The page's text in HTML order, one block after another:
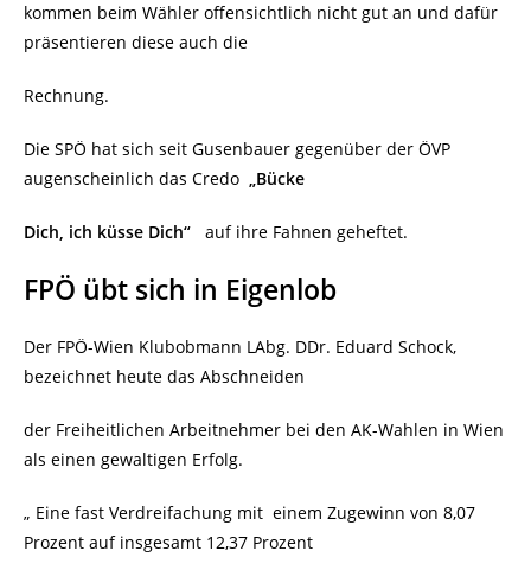
kommen beim Wähler offensichtlich nicht gut an und dafür
präsentieren diese auch die
Rechnung.
Die SPÖ hat sich seit Gusenbauer gegenüber der ÖVP
augenscheinlich das Credo „Bücke
Dich, ich küsse Dich“ auf ihre Fahnen geheftet.
FPÖ übt sich in Eigenlob
Der FPÖ-Wien Klubobmann LAbg. DDr. Eduard Schock,
bezeichnet heute das Abschneiden
der Freiheitlichen Arbeitnehmer bei den AK-Wahlen in Wien
als einen gewaltigen Erfolg.
„ Eine fast Verdreifachung mit einem Zugewinn von 8,07
Prozent auf insgesamt 12,37 Prozent